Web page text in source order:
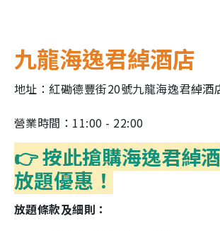
九龍海逸君綽酒店
地址：紅磡德豐街20號九龍海逸君綽酒
營業時間：11:00 - 22:00
👉 按此搶購海逸君綽
放題優惠！
放題條款及細則：